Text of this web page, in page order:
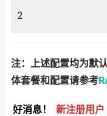
2
注：上述配置均为默
体套餐和配置请参考
好消息！ 新注册用户